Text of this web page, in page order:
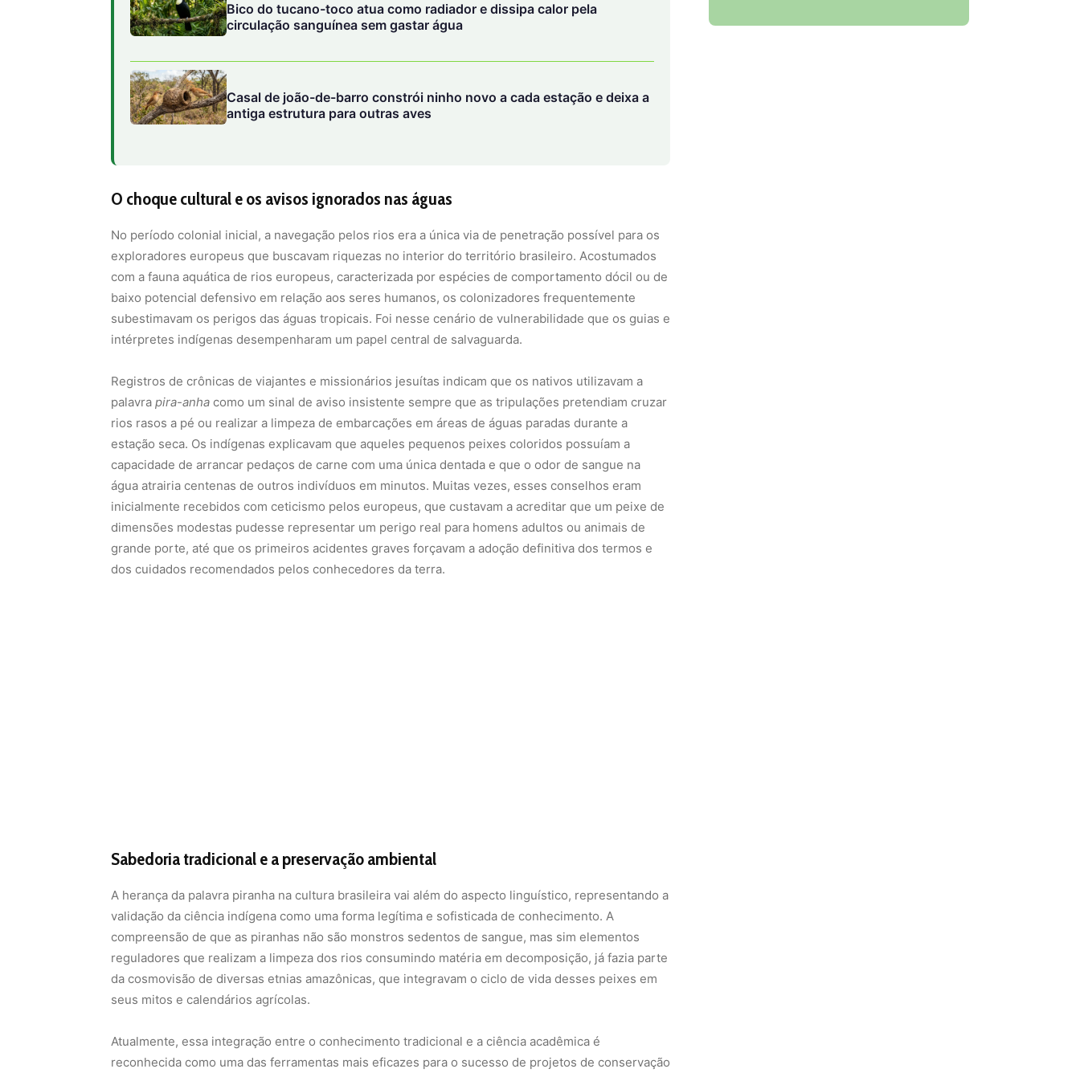
Bico do tucano-toco atua como radiador e dissipa calor pela
circulação sanguínea sem gastar água
Casal de joão-de-barro constrói ninho novo a cada estação e deixa a
antiga estrutura para outras aves
O choque cultural e os avisos ignorados nas águas
No período colonial inicial, a navegação pelos rios era a única via de penetração possível para os
exploradores europeus que buscavam riquezas no interior do território brasileiro. Acostumados
com a fauna aquática de rios europeus, caracterizada por espécies de comportamento dócil ou de
baixo potencial defensivo em relação aos seres humanos, os colonizadores frequentemente
subestimavam os perigos das águas tropicais. Foi nesse cenário de vulnerabilidade que os guias e
intérpretes indígenas desempenharam um papel central de salvaguarda.
Registros de crônicas de viajantes e missionários jesuítas indicam que os nativos utilizavam a
palavra pira-anha como um sinal de aviso insistente sempre que as tripulações pretendiam cruzar
rios rasos a pé ou realizar a limpeza de embarcações em áreas de águas paradas durante a
estação seca. Os indígenas explicavam que aqueles pequenos peixes coloridos possuíam a
capacidade de arrancar pedaços de carne com uma única dentada e que o odor de sangue na
água atrairia centenas de outros indivíduos em minutos. Muitas vezes, esses conselhos eram
inicialmente recebidos com ceticismo pelos europeus, que custavam a acreditar que um peixe de
dimensões modestas pudesse representar um perigo real para homens adultos ou animais de
grande porte, até que os primeiros acidentes graves forçavam a adoção definitiva dos termos e
dos cuidados recomendados pelos conhecedores da terra.
Sabedoria tradicional e a preservação ambiental
A herança da palavra piranha na cultura brasileira vai além do aspecto linguístico, representando a
validação da ciência indígena como uma forma legítima e sofisticada de conhecimento. A
compreensão de que as piranhas não são monstros sedentos de sangue, mas sim elementos
reguladores que realizam a limpeza dos rios consumindo matéria em decomposição, já fazia parte
da cosmovisão de diversas etnias amazônicas, que integravam o ciclo de vida desses peixes em
seus mitos e calendários agrícolas.
Atualmente, essa integração entre o conhecimento tradicional e a ciência acadêmica é
reconhecida como uma das ferramentas mais eficazes para o sucesso de projetos de conservação